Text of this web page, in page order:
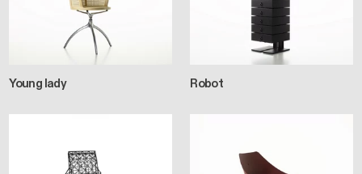
Young lady Robot